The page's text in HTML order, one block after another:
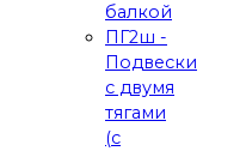
балкой
ПГ2ш -
Подвески
с двумя
тягами
(с